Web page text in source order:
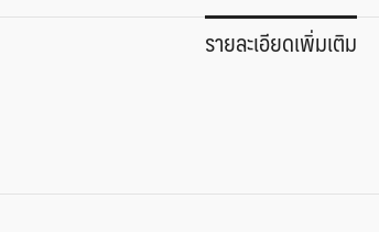
รายละเอียดเพิ่มเติม